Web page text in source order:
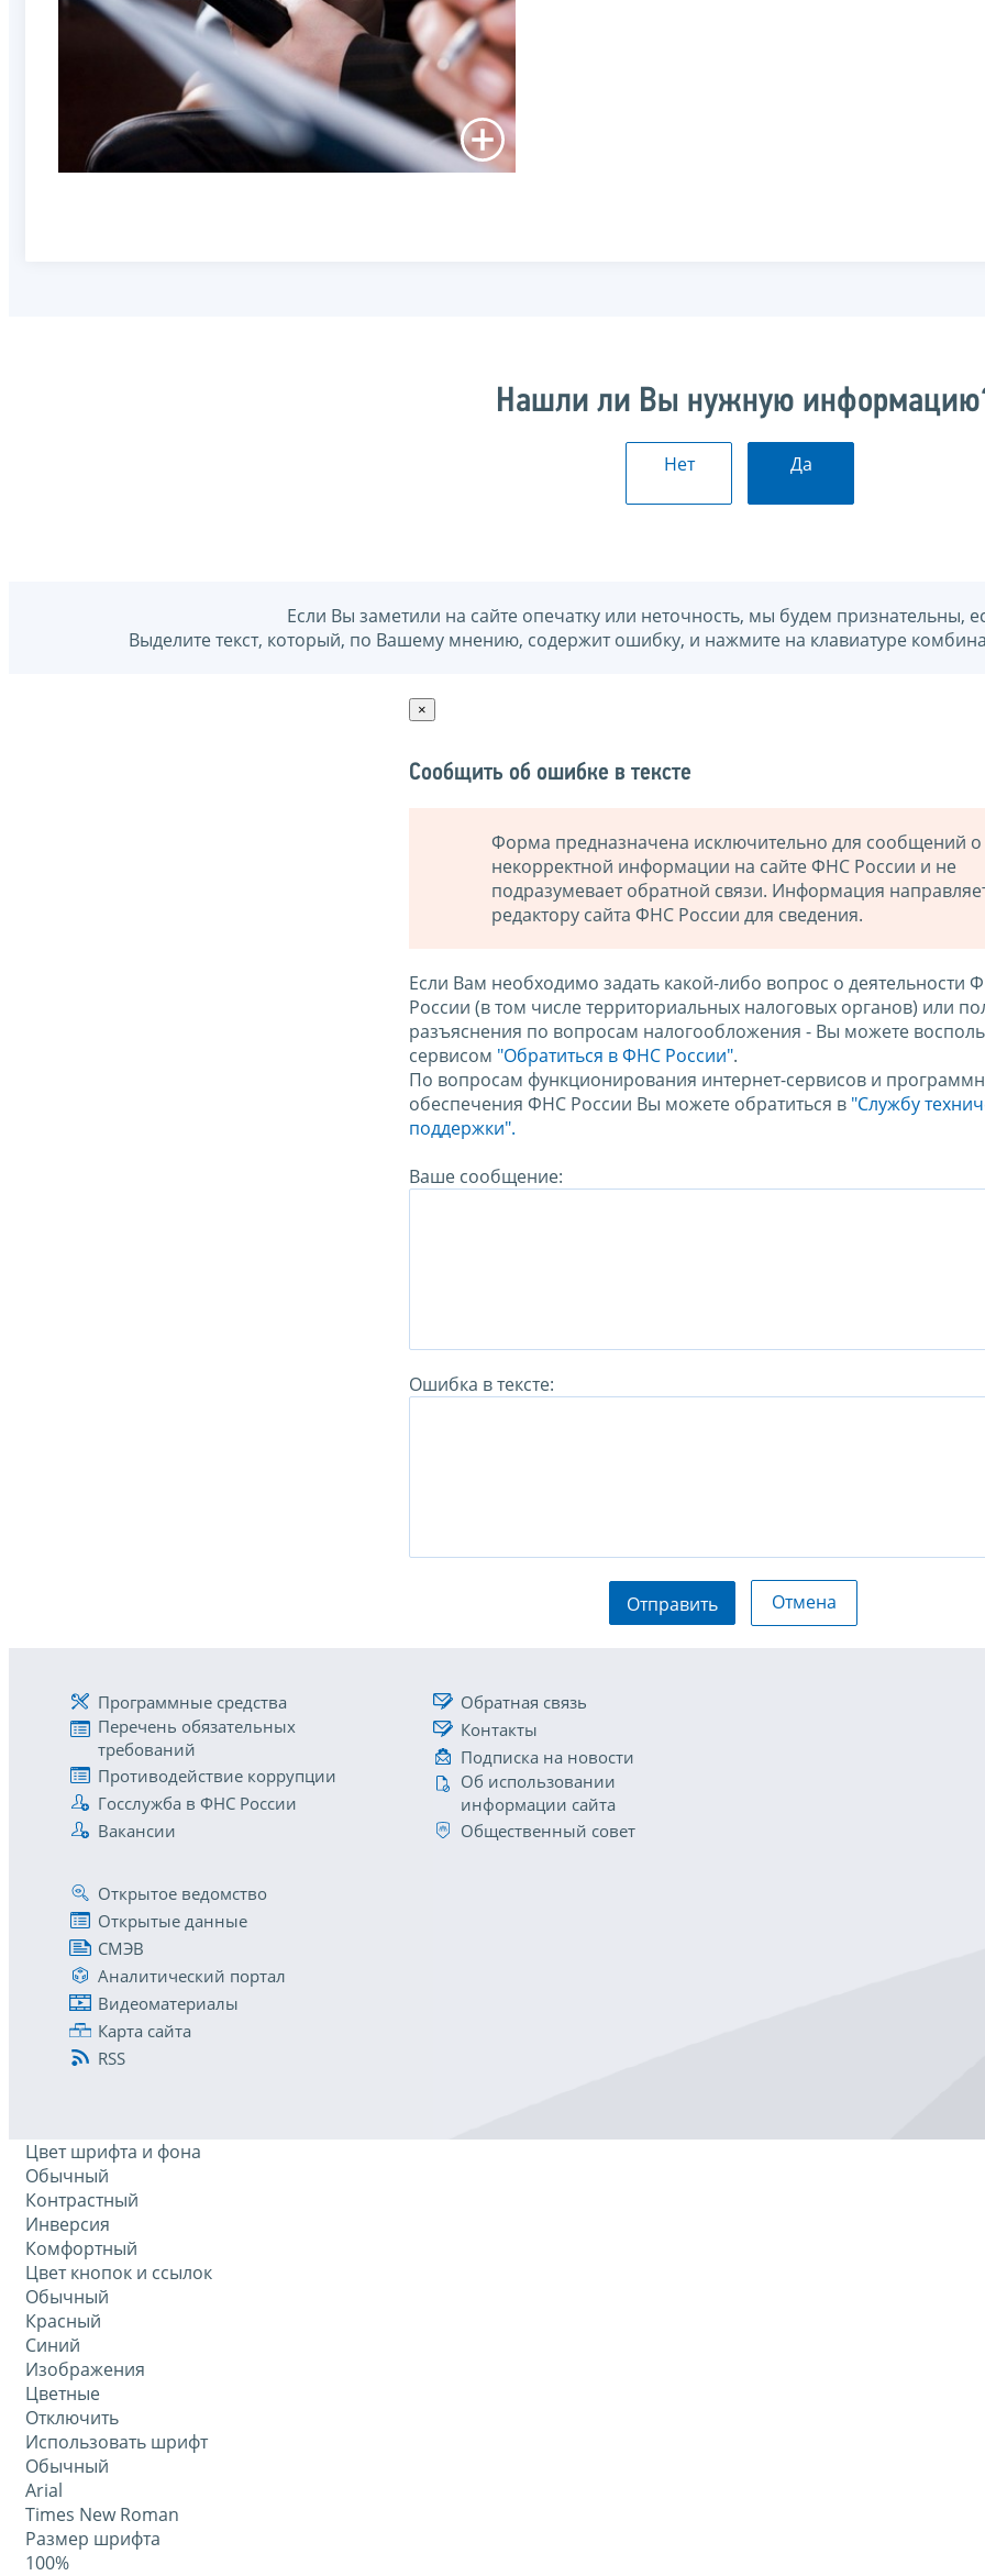
Нашли ли Вы нужную
Нет Да
Если Вы заметили на сайте опечатку или неточность, мы будем признательны,
Выделите текст, который, по Вашему мнению, содержит ошибку, и нажмите на клавиатуре
×
Сообщить об ошибке в тексте
Форма предназначена исключительно для сообщений о
некорректной информации на сайте ФНС России и не
подразумевает обратной связи. Информация
редактору сайта ФНС России для сведения.
Если Вам необходимо задать какой-либо вопрос о деятельности
России (в том числе территориальных налоговых органов) или
разъяснения по вопросам налогообложения - Вы можете
сервисом "Обратиться в ФНС России".
По вопросам функционирования интернет-сервисов и
обеспечения ФНС России Вы можете обратиться в "Службу
поддержки".
Ваше сообщение:
Ошибка в тексте:
Отправить Отмена
Программные средства
Перечень обязательных
требований
Противодействие коррупции
Госслужба в ФНС России
Вакансии
Обратная связь
Контакты
Подписка на новости
Об использовании
информации сайта
Общественный совет
Открытое ведомство
Открытые данные
СМЭВ
Аналитический портал
Видеоматериалы
Карта сайта
RSS
Цвет шрифта и фона
Обычный
Контрастный
Инверсия
Комфортный
Цвет кнопок и ссылок
Обычный
Красный
Синий
Изображения
Цветные
Отключить
Использовать шрифт
Обычный
Arial
Times New Roman
Размер шрифта
100%